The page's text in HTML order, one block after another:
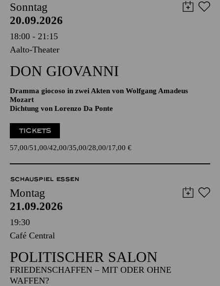
Sonntag
20.09.2026
18:00 - 21:15
Aalto-Theater
DON GIO­VANNI
Dramma giocoso in zwei Akten von Wolfgang Amadeus
Mozart
Dichtung von Lorenzo Da Ponte
TICKETS
57,00 51,00 42,00 35,00 28,00 17,00 €
SCHAUSPIEL ESSEN
Montag
21.09.2026
19:30
Café Central
POLITISCHER SALON
FRIEDENSCHAFFEN – MIT ODER OHNE
WAFFEN?